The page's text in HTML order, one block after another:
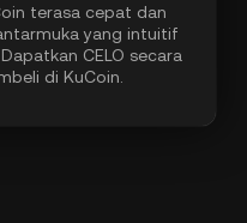
terasa cepat dan
yang intuitif
CELO secara
di KuCoin.